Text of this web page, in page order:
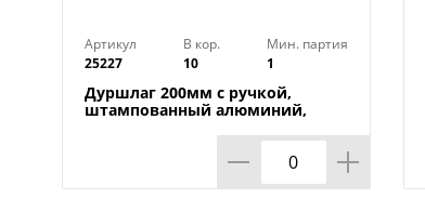
Артикул
25227
В кор.
10
Мин. партия
1
Дуршлаг 200мм с ручкой,
штампованный алюминий,